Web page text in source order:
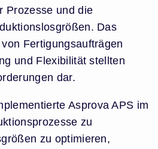
Prozesse und die
Das
Fertigungsaufträgen
und Flexibilität stellten
dar.
Asprova APS im
zu
zu optimieren,